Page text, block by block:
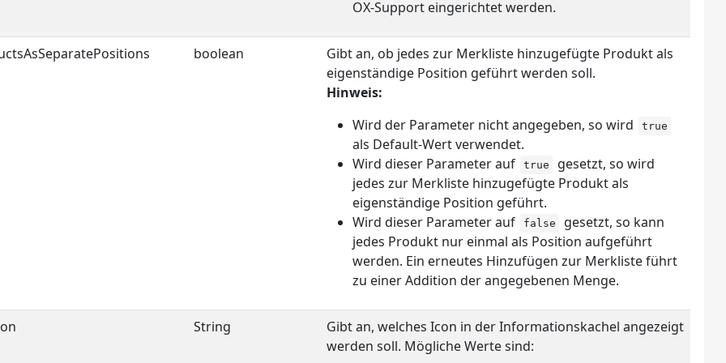
OX-Support eingerichtet werden.
boolean
Gibt an, ob jedes zur Merkliste hinzugefügte Produkt als
eigenständige Position geführt werden soll.
Hinweis:
Wird der Parameter nicht angegeben, so wird
true
als Default-Wert verwendet.
Wird dieser Parameter auf
true
gesetzt, so wird
jedes zur Merkliste hinzugefügte Produkt als
eigenständige Position geführt.
Wird dieser Parameter auf
false
gesetzt, so kann
jedes Produkt nur einmal als Position aufgeführt
werden. Ein erneutes Hinzufügen zur Merkliste führt
zu einer Addition der angegebenen Menge.
String
Gibt an, welches Icon in der Informationskachel angezeigt
werden soll. Mögliche Werte sind: